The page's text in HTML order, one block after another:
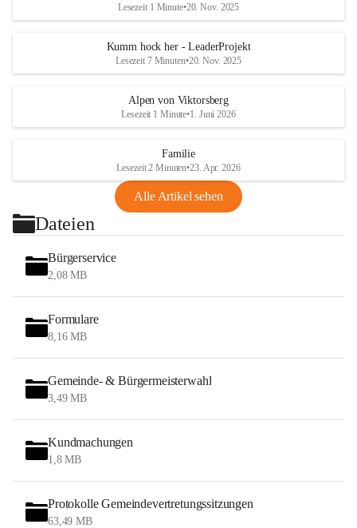
Lesezeit 1 Minute•20. Nov. 2025
Kumm hock her - LeaderProjekt
Lesezeit 7 Minuten•20. Nov. 2025
Alpen von Viktorsberg
Lesezeit 1 Minute•1. Juni 2026
Familie
Lesezeit 2 Minuten•23. Apr. 2026
Alle Artikel sehen
Dateien
Bürgerservice
2,08 MB
Formulare
8,16 MB
Gemeinde- & Bürgermeisterwahl
3,49 MB
Kundmachungen
1,8 MB
Protokolle Gemeindevertretungssitzungen
63,49 MB